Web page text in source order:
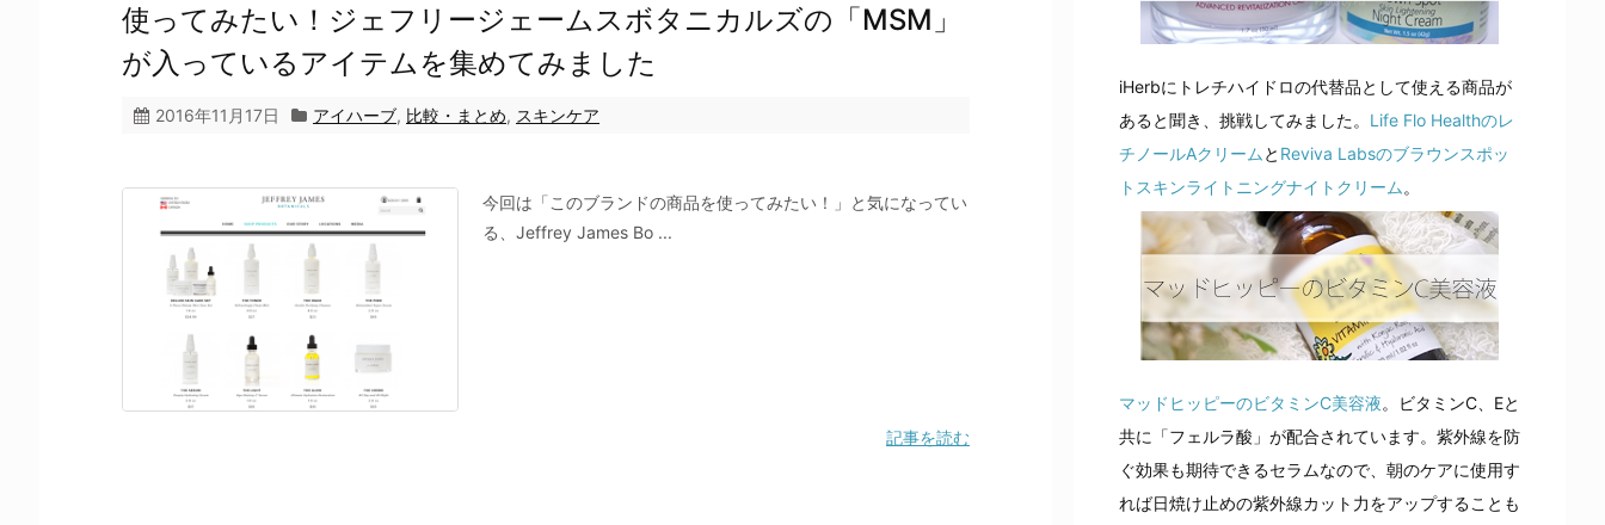
使ってみたい！ジェフリージェームスボタニカルズの「MSM」
が入っているアイテムを集めてみました
2016年11月17日 アイハーブ, 比較・まとめ, スキンケア
今回は「このブランドの商品を使ってみたい！」と気になってい
る、Jeffrey James Bo ...
記事を読む
iHerbにトレチハイドロの代替品として使える商品が
あると聞き、挑戦してみました。 Life Flo Healthのレ
チノールAクリーム と Reviva Labsのブラウンスポッ
トスキンライトニングナイトクリーム 。
マッドヒッピーのビタミンC美容液。ビタミンC、Eと
共に「フェルラ酸」が配合されています。紫外線を防
ぐ効果も期待できるセラムなので、朝のケアに使用す
れば日焼け止めの紫外線カット力をアップすることも